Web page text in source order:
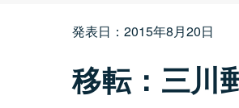
発表日：2015年8月20日
移転：三川